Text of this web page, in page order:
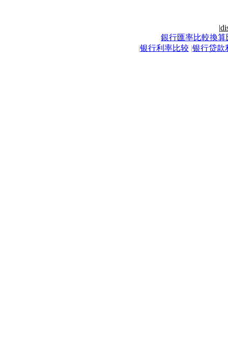
|
銀行匯率比較換算
|银行利率比较 |银行贷款